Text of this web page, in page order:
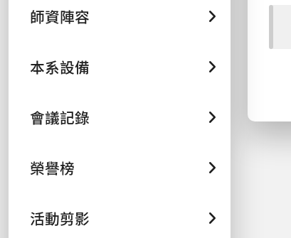
師資陣容
本系設備
會議記錄
榮譽榜
活動剪影